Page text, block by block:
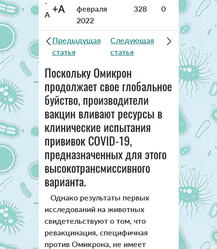
-
A +A
февраля
2022
328 0
Предыдущая
статья
Следующая
статья
Поскольку Омикрон
продолжает свое глобальное
буйство, производители
вакцин вливают ресурсы в
клинические испытания
прививок COVID-19,
предназначенных для этого
высокотрансмиссивного
варианта.
Однако результаты первых
исследований на животных
свидетельствуют о том, что
ревакцинация, специфичная
против Омикрона, не имеет